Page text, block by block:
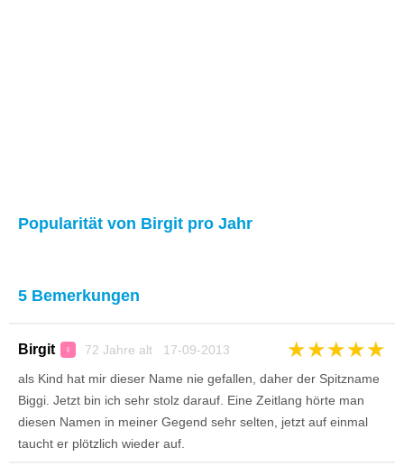
Popularität von Birgit pro Jahr
5 Bemerkungen
Birgit ♀ 72 Jahre alt 17-09-2013 ★★★★★
als Kind hat mir dieser Name nie gefallen, daher der Spitzname
Biggi. Jetzt bin ich sehr stolz darauf. Eine Zeitlang hörte man
diesen Namen in meiner Gegend sehr selten, jetzt auf einmal
taucht er plötzlich wieder auf.